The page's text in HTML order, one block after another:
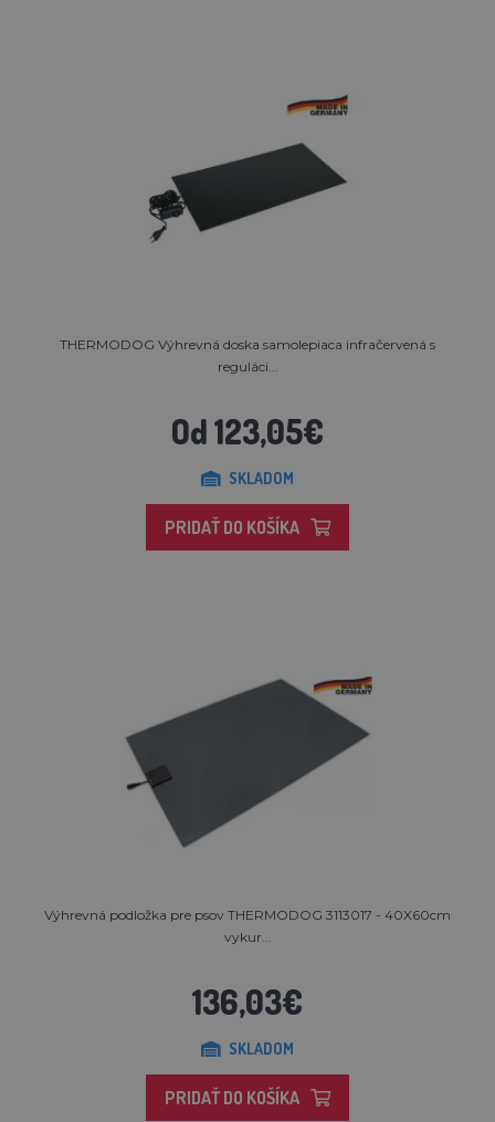
THERMODOG Výhrevná doska samolepiaca infračervená s
reguláci...
Od 123,05€
SKLADOM
PRIDAŤ DO KOŠÍKA
Výhrevná podložka pre psov THERMODOG 3113017 - 40X60cm
vykur...
136,03€
SKLADOM
PRIDAŤ DO KOŠÍKA